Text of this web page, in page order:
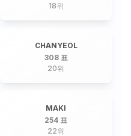
18위
CHANYEOL
308 표
20위
MAKI
254 표
22위